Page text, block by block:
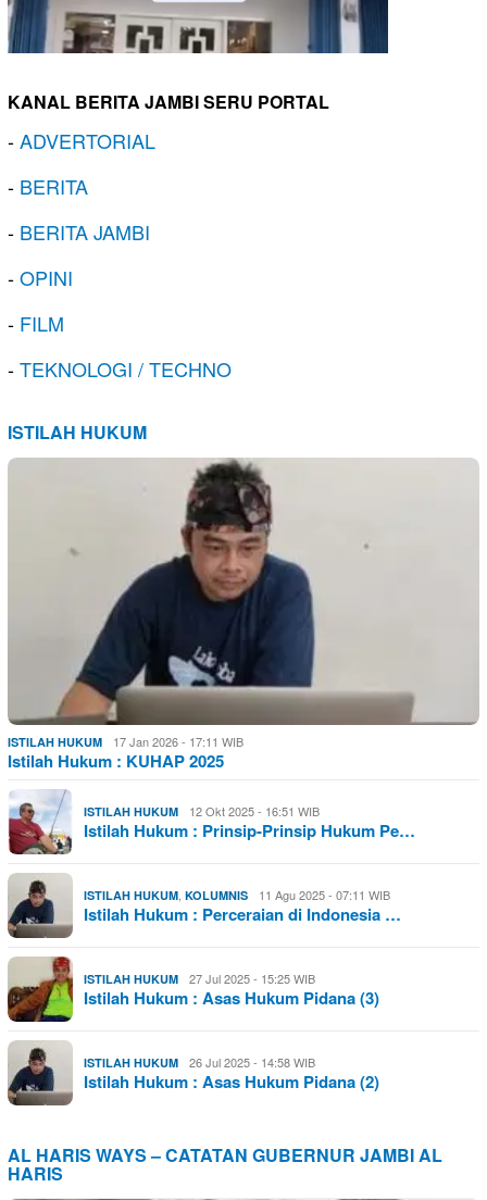
KANAL BERITA JAMBI SERU PORTAL
-ADVERTORIAL
- BERITA
- BERITA JAMBI
-OPINI
- FILM
-TEKNOLOGI / TECHNO
ISTILAH HUKUM
ISTILAH HUKUM 17 Jan 2026 - 17:11 WIB
Istilah Hukum : KUHAP 2025
ISTILAH HUKUM 12 Okt 2025 - 16:51 WIB
Istilah Hukum : Prinsip-Prinsip Hukum Pe…
ISTILAH HUKUM KOLUMNIS 11 Agu 2025 - 07:11 WIB
Istilah Hukum : Perceraian di Indonesia …
ISTILAH HUKUM 27 Jul 2025 - 15:25 WIB
Istilah Hukum : Asas Hukum Pidana (3)
ISTILAH HUKUM 26 Jul 2025 - 14:58 WIB
Istilah Hukum : Asas Hukum Pidana (2)
AL HARIS WAYS – CATATAN GUBERNUR JAMBI AL
HARIS